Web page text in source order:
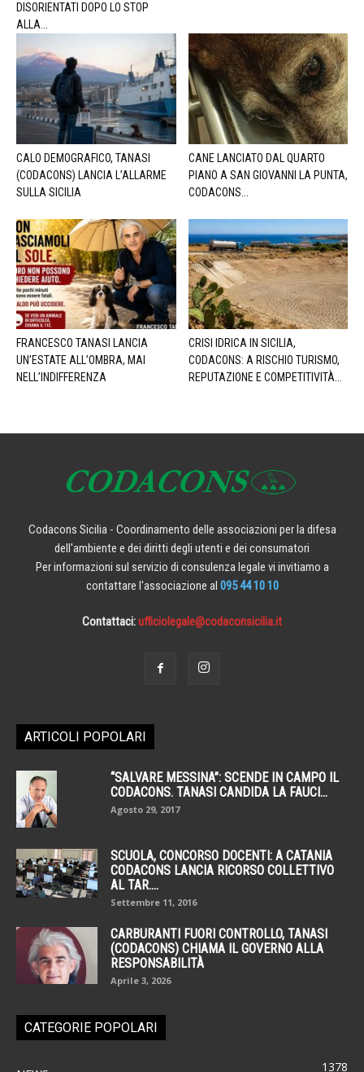
DISORIENTATI DOPO LO STOP
ALLA...
CALO DEMOGRAFICO, TANASI
(CODACONS) LANCIA L’ALLARME
SULLA SICILIA
CANE LANCIATO DAL QUARTO
PIANO A SAN GIOVANNI LA PUNTA,
CODACONS...
FRANCESCO TANASI LANCIA
UN’ESTATE ALL’OMBRA, MAI
NELL’INDIFFERENZA
CRISI IDRICA IN SICILIA,
CODACONS: A RISCHIO TURISMO,
REPUTAZIONE E COMPETITIVITÀ...
Codacons Sicilia - Coordinamento delle associazioni per la difesa
dell'ambiente e dei diritti degli utenti e dei consumatori
Per informazioni sul servizio di consulenza legale vi invitiamo a
contattare l'associazione al 095 44 10 10
Contattaci:ufficiolegale@codaconsicilia.it
ARTICOLI POPOLARI
“SALVARE MESSINA”: SCENDE IN CAMPO IL
CODACONS. TANASI CANDIDA LA FAUCI...
Agosto 29, 2017
SCUOLA, CONCORSO DOCENTI: A CATANIA
CODACONS LANCIA RICORSO COLLETTIVO
AL TAR....
Settembre 11, 2016
CARBURANTI FUORI CONTROLLO, TANASI
(CODACONS) CHIAMA IL GOVERNO ALLA
RESPONSABILITÀ
Aprile 3, 2026
CATEGORIE POPOLARI
1378